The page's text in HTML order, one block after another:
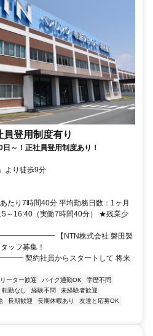
登用制度有り
～！正社員登用制度あり！
より徒歩9分
たり7時間40分 平均勤務日数：1ヶ月
～16:40（実働7時間40分） ★残業少
【NTN株式会社 磐田製
ッフ募集！
社員からスタートして 将来
ーター歓迎 バイク通勤OK
学歴不問
転勤なし 経験不問
未経験者歓迎
長期歓迎 長期休暇あり
友達と応募OK